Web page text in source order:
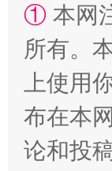
站台
① 本网
所有。
上使用
布在本
论和投